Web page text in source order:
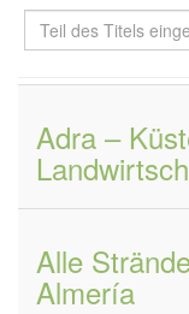
Teil
des
Adra –
Alle
Almería